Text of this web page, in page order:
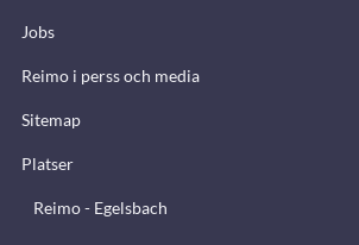
Jobs
Reimo i perss och media
Sitemap
Platser
Reimo - Egelsbach